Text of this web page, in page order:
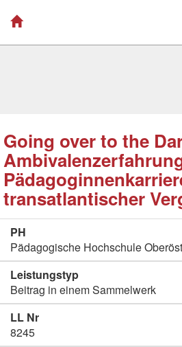
Going over to the
transatlantischer
PH
Pädagogische Hochschule
Leistungstyp
Beitrag in einem Sammelwerk
LL Nr
8245